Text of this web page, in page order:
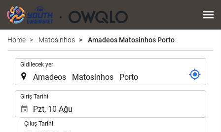
Home Matosinhos Amadeos Matosinhos Porto
Gidilecek yer
Giriş Tarihi
Çıkış Tarihi